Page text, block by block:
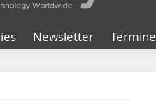
Newsletter Termine